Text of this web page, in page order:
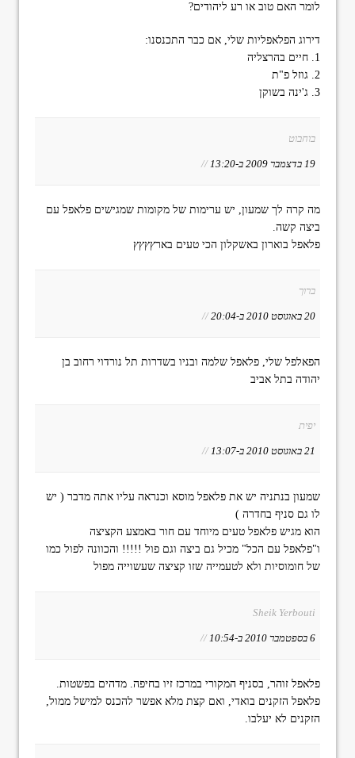
לומר האם טוב או רע ליהודים?
דירוג הפלאפליות שלי, אם כבר התכנסנו:
1. חיים בהרצליה
2. גוזל פ"ת
3. ג'ינה בשוקן
בוחבוט
19 בדצמבר 2009 ב-13:20 //
מה קרה לך שמעון, יש ערימות של מקומות שמגישים פלאפל עם
ביצה קשה.
פלאפל בוארון באשקלון הכי טעים בארץץץץ
ברוך
20 באוגוסט 2010 ב-20:04 //
הפאלפל שלי, פלאפל שלמה ובניו בשדרות תל נורדוי רחוב בן
יהודה בתל אביב
יפית
21 באוגוסט 2010 ב-13:07 //
שמעון בנתניה יש את פלאפל מוסא וכנראה עליו אתה מדבר ( יש
לו גם סניף בחדרה )
הוא מגיש פלאפל טעים מיוחד עם חור באמצע הקציצה
ו"פלאפל עם הכל" מכיל גם ביצה וגם פול !!!!! והכוונה לפול כמו
של חומוסיות ולא לטעמייה שזו קציצה שעשוייה מפול
Sheik Yerbouti
6 בספטמבר 2010 ב-10:54 //
פלאפל זוהר, בסניף המקורי במרכז זיו בחיפה. מדהים בפשטות.
פלאפל הזקנים בואדי, ואם קצת מלא אפשר להכנס למישל ממול,
הזקנים לא יעלבו.